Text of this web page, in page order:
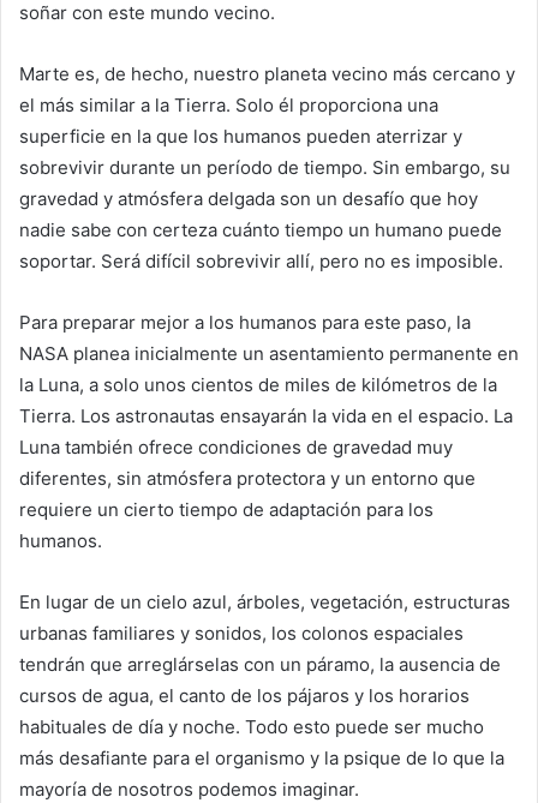
soñar con este mundo vecino.
Marte es, de hecho, nuestro planeta vecino más cercano y
el más similar a la Tierra. Solo él proporciona una
superficie en la que los humanos pueden aterrizar y
sobrevivir durante un período de tiempo. Sin embargo, su
gravedad y atmósfera delgada son un desafío que hoy
nadie sabe con certeza cuánto tiempo un humano puede
soportar. Será difícil sobrevivir allí, pero no es imposible.
Para preparar mejor a los humanos para este paso, la
NASA planea inicialmente un asentamiento permanente en
la Luna, a solo unos cientos de miles de kilómetros de la
Tierra. Los astronautas ensayarán la vida en el espacio. La
Luna también ofrece condiciones de gravedad muy
diferentes, sin atmósfera protectora y un entorno que
requiere un cierto tiempo de adaptación para los
humanos.
En lugar de un cielo azul, árboles, vegetación, estructuras
urbanas familiares y sonidos, los colonos espaciales
tendrán que arreglárselas con un páramo, la ausencia de
cursos de agua, el canto de los pájaros y los horarios
habituales de día y noche. Todo esto puede ser mucho
más desafiante para el organismo y la psique de lo que la
mayoría de nosotros podemos imaginar.